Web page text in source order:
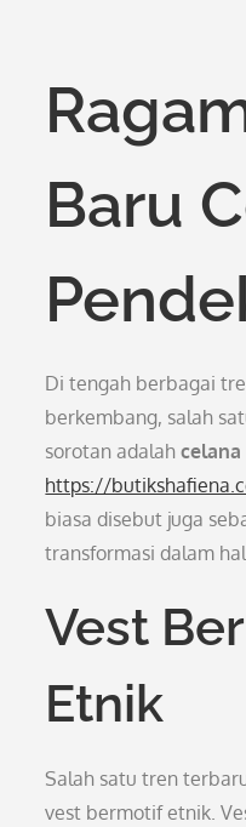
Baru
Di tengah berbagai
berkembang, salah
sorotan adalah
https://
biasa disebut juga
transformasi dalam
Vest
Etnik
Salah satu tren
vest bermotif etnik.